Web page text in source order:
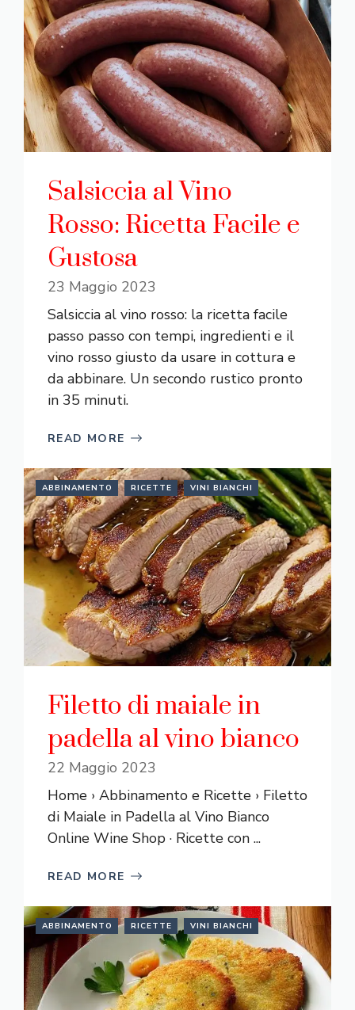
Salsiccia al Vino
Rosso: Ricetta Facile e
Gustosa
23 Maggio 2023
Salsiccia al vino rosso: la ricetta facile
passo passo con tempi, ingredienti e il
vino rosso giusto da usare in cottura e
da abbinare. Un secondo rustico pronto
in 35 minuti.
READ MORE
ABBINAMENTO RICETTE VINI BIANCHI
Filetto di maiale in
padella al vino bianco
22 Maggio 2023
Home › Abbinamento e Ricette › Filetto
di Maiale in Padella al Vino Bianco
Online Wine Shop · Ricette con ...
READ MORE
ABBINAMENTO RICETTE VINI BIANCHI